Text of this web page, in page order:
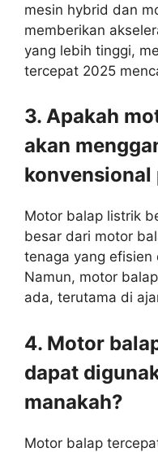
mesin hybrid dan
memberikan
yang lebih tinggi,
tercepat 2025
3. Apakah
akan
konvensional
Motor balap listrik
besar dari motor
tenaga yang efisien
Namun, motor
ada, terutama di
4. Motor
dapat
manakah?
Motor balap